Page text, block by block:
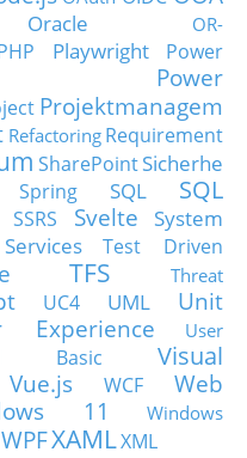
Oracle
OR-
Playwright
Power
Power
Projektmanagem
Refactoring Requirement
SharePointSicherhe
Spring SQL
SQL
SSRS Svelte
System
Test Driven
TFS
Threat
UC4 UML
Unit
Experience
User
Basic
Visual
Vue.js WCF
Web
11
Windows
WPFXAMLXML